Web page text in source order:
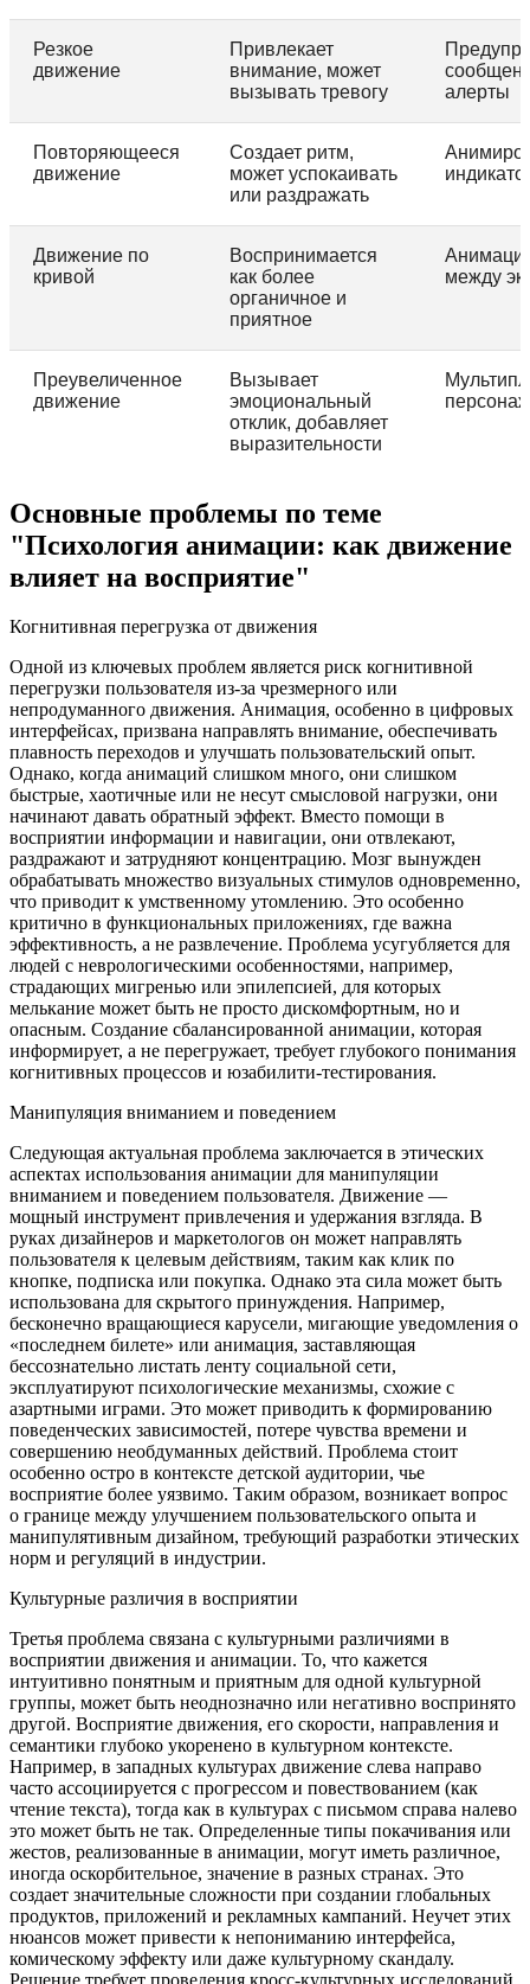
Резкое
движение
Привлекает
внимание, может
вызывать тревогу
алерты
Повторяющееся
движение
Создает ритм,
может успокаивать
или раздражать
Движение по
кривой
Воспринимается
как более
органичное и
приятное
между
Преувеличенное
движение
Вызывает
эмоциональный
отклик, добавляет
выразительности
Основные проблемы по теме
"Психология анимации: как движение
влияет на восприятие"
Когнитивная перегрузка от движения
Одной из ключевых проблем является риск когнитивной
перегрузки пользователя из-за чрезмерного или
непродуманного движения. Анимация, особенно в цифровых
интерфейсах, призвана направлять внимание, обеспечивать
плавность переходов и улучшать пользовательский опыт.
Однако, когда анимаций слишком много, они слишком
быстрые, хаотичные или не несут смысловой нагрузки, они
начинают давать обратный эффект. Вместо помощи в
восприятии информации и навигации, они отвлекают,
раздражают и затрудняют концентрацию. Мозг вынужден
обрабатывать множество визуальных стимулов одновременно,
что приводит к умственному утомлению. Это особенно
критично в функциональных приложениях, где важна
эффективность, а не развлечение. Проблема усугубляется для
людей с неврологическими особенностями, например,
страдающих мигренью или эпилепсией, для которых
мелькание может быть не просто дискомфортным, но и
опасным. Создание сбалансированной анимации, которая
информирует, а не перегружает, требует глубокого понимания
когнитивных процессов и юзабилити-тестирования.
Манипуляция вниманием и поведением
Следующая актуальная проблема заключается в этических
аспектах использования анимации для манипуляции
вниманием и поведением пользователя. Движение —
мощный инструмент привлечения и удержания взгляда. В
руках дизайнеров и маркетологов он может направлять
пользователя к целевым действиям, таким как клик по
кнопке, подписка или покупка. Однако эта сила может быть
использована для скрытого принуждения. Например,
бесконечно вращающиеся карусели, мигающие уведомления о
«последнем билете» или анимация, заставляющая
бессознательно листать ленту социальной сети,
эксплуатируют психологические механизмы, схожие с
азартными играми. Это может приводить к формированию
поведенческих зависимостей, потере чувства времени и
совершению необдуманных действий. Проблема стоит
особенно остро в контексте детской аудитории, чье
восприятие более уязвимо. Таким образом, возникает вопрос
о границе между улучшением пользовательского опыта и
манипулятивным дизайном, требующий разработки этических
норм и регуляций в индустрии.
Культурные различия в восприятии
Третья проблема связана с культурными различиями в
восприятии движения и анимации. То, что кажется
интуитивно понятным и приятным для одной культурной
группы, может быть неоднозначно или негативно воспринято
другой. Восприятие движения, его скорости, направления и
семантики глубоко укоренено в культурном контексте.
Например, в западных культурах движение слева направо
часто ассоциируется с прогрессом и повествованием (как
чтение текста), тогда как в культурах с письмом справа налево
это может быть не так. Определенные типы покачивания или
жестов, реализованные в анимации, могут иметь различное,
иногда оскорбительное, значение в разных странах. Это
создает значительные сложности при создании глобальных
продуктов, приложений и рекламных кампаний. Неучет этих
нюансов может привести к непониманию интерфейса,
комическому эффекту или даже культурному скандалу.